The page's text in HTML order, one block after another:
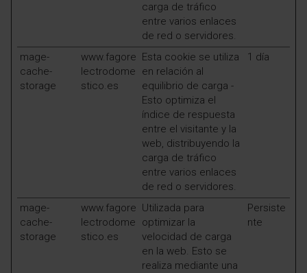
carga de tráfico
entre varios enlaces
de red o servidores.
mage-
cache-
storage
www.fagore
lectrodome
stico.es
Esta cookie se utiliza
en relación al
equilibrio de carga -
Esto optimiza el
índice de respuesta
entre el visitante y la
web, distribuyendo la
carga de tráfico
entre varios enlaces
de red o servidores.
1 día
mage-
cache-
storage
www.fagore
lectrodome
stico.es
Utilizada para
optimizar la
velocidad de carga
en la web. Esto se
realiza mediante una
Persiste
nte